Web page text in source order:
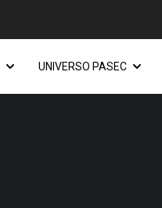
UNIVERSO PASEC